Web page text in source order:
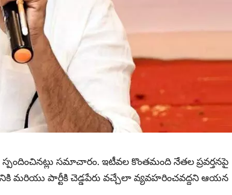
సమాచారం. ఇటీవల కొంతమంది నేతల ప్రవర్తనపై
మరియు పార్టీకి చెడ్డపేరు వచ్చేలా వ్యవహరించవద్దని ఆయన